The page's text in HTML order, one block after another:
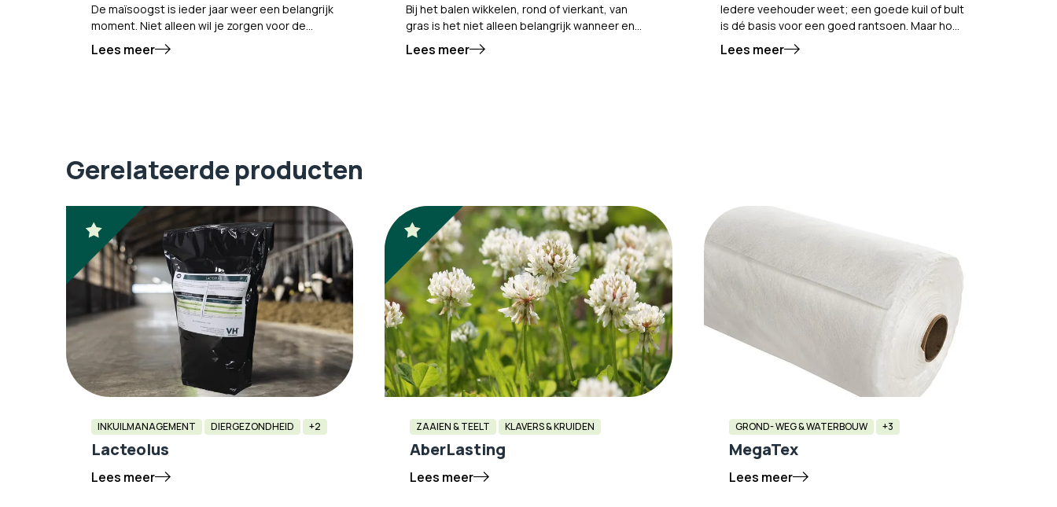
De maïsoogst is ieder jaar weer een belangrijk
moment. Niet alleen wil je zorgen voor de
hoogste kwaliteit, maar je wil ook dat het
gehele proces, van het oogstmoment tot aan
Lees meer
Bij het balen wikkelen, rond of vierkant, van
gras is het niet alleen belangrijk wanneer en
hoe je maait, maar ook waarmee je het gras
bindt en wikkelt. Want de juiste keuze van net,
Lees meer
Iedere veehouder weet; een goede kuil of bult
is dé basis voor een goed rantsoen. Maar hoe
zorg je ervoor dat gras of mais het beste
ingekuild kan worden? En wat heb je daarvoor
Lees meer
Gerelateerde producten
INKUILMANAGEMENT DIERGEZONDHEID +2
Lacteolus
Lees meer
ZAAIEN & TEELT KLAVERS & KRUIDEN
AberLasting
Lees meer
GROND- WEG & WATERBOUW +3
MegaTex
Lees meer